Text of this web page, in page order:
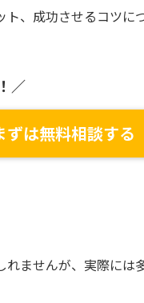
、成功させるコツに
／
ずは無料相談する
ませんが、実際には